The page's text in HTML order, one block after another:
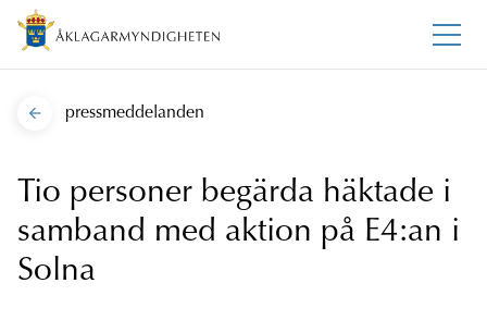
pressmeddelanden
Tio personer begärda häktade i
samband med aktion på E4:an i
Solna